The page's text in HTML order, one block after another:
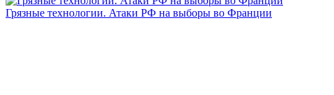
Грязные технологии. Атаки РФ на выборы во Франции